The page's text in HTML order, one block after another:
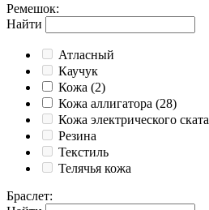
Ремешок:
Найти
Атласный
Каучук
Кожа (2)
Кожа аллигатора (28)
Кожа электрического ската
Резина
Текстиль
Телячья кожа
Браслет: